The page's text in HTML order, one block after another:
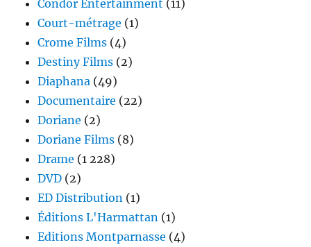
Condor Entertainment (11)
Court-métrage (1)
Crome Films (4)
Destiny Films (2)
Diaphana (49)
Documentaire (22)
Doriane (2)
Doriane Films (8)
Drame (1 228)
DVD (2)
ED Distribution (1)
Éditions L'Harmattan (1)
Editions Montparnasse (4)